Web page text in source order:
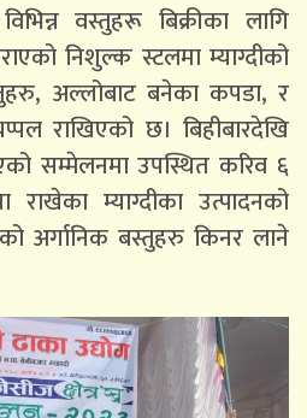
वस्तुहरू बिक्रीका लागि
निशुल्क स्टलमा म्याग्दीको
अल्लोबाट बनेका कपडा, र
राखिएको छ। बिहीबारदेखि
सम्मेलनमा उपस्थित करिव ६
म्याग्दीका उत्पादनको
अर्गानिक बस्तुहरु किनर लाने